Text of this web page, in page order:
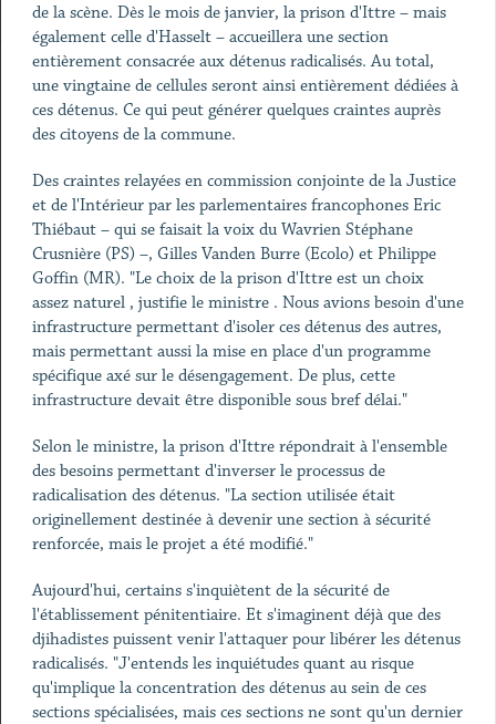
de la scène. Dès le mois de janvier, la prison d'Ittre – mais
également celle d'Hasselt – accueillera une section
entièrement consacrée aux détenus radicalisés. Au total,
une vingtaine de cellules seront ainsi entièrement dédiées à
ces détenus. Ce qui peut générer quelques craintes auprès
des citoyens de la commune.
Des craintes relayées en commission conjointe de la Justice
et de l'Intérieur par les parlementaires francophones Eric
Thiébaut – qui se faisait la voix du Wavrien Stéphane
Crusnière (PS) –, Gilles Vanden Burre (Ecolo) et Philippe
Goffin (MR). "Le choix de la prison d'Ittre est un choix
assez naturel , justifie le ministre . Nous avions besoin d'une
infrastructure permettant d'isoler ces détenus des autres,
mais permettant aussi la mise en place d'un programme
spécifique axé sur le désengagement. De plus, cette
infrastructure devait être disponible sous bref délai."
Selon le ministre, la prison d'Ittre répondrait à l'ensemble
des besoins permettant d'inverser le processus de
radicalisation des détenus. "La section utilisée était
originellement destinée à devenir une section à sécurité
renforcée, mais le projet a été modifié."
Aujourd'hui, certains s'inquiètent de la sécurité de
l'établissement pénitentiaire. Et s'imaginent déjà que des
djihadistes puissent venir l'attaquer pour libérer les détenus
radicalisés. "J'entends les inquiétudes quant au risque
qu'implique la concentration des détenus au sein de ces
sections spécialisées, mais ces sections ne sont qu'un dernier